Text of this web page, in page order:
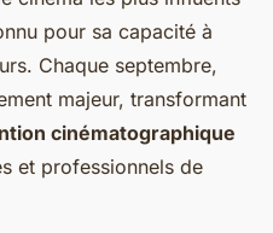
pour sa capacité à
Chaque septembre,
majeur, transformant
cinématographique
et professionnels de